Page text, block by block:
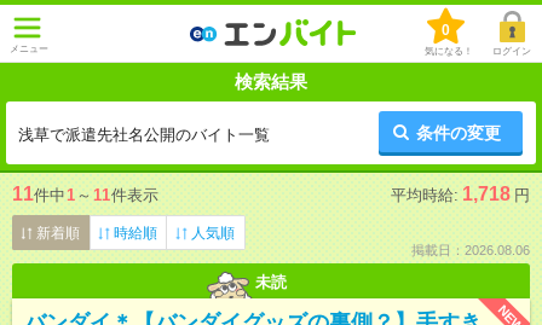
メニュー
0
気になる！ ログイン
検索結果
浅草で派遣先社名公開のバイト一覧 条件の変更
11件中1 ～ 11件表示 平均時給: 1,718 円
新着順 時給順 人気順
掲載日：2026.08.06
未読
NEW